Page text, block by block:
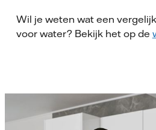
Wil je weten wat een
voor water? Bekijk het op de